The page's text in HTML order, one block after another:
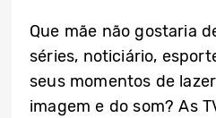
Que mãe não gostaria
séries, noticiário,
seus momentos de
imagem e do som? As